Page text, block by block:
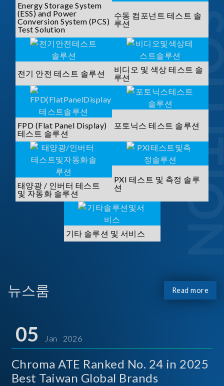
Energy Storage System
(ESS) and Power
Conversion System (PCS)
Test Solution
수동 컴포넌트 테스트 솔
루션
전기 안전 테스트 솔루션
비디오 및 색상 테스트 솔
루션
FPD (Flat Panel Display)
테스트 솔루션
포토닉스 테스트 솔루션
태양광 / 인버터 테스트
및 자동화 솔루션
PXI 테스트 및 측정 솔루
션
기타 솔루션 및 서비스
뉴스룸 Read more
05 Jan 2026
Chroma ATE Ranked No. 24 in 2025
Best Taiwan Global Brands